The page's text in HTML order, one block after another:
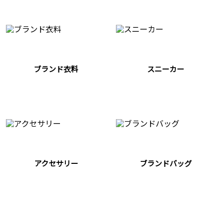
ブランド衣料 スニーカー
アクセサリー ブランドバッグ